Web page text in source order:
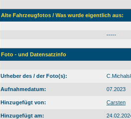
Alte Fahrzeugfotos / Was wurde eigentlich aus:
-----
Foto - und Datensatzinfo
Urheber des / der Foto(s):
Aufnahmedatum: 07.2023
Hinzugefügt von: Carsten
Hinzugefügt am: